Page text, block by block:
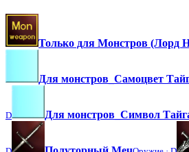
Только для Монстров (Лорд
Для монстров_Самоцвет
D Для монстров_Символ